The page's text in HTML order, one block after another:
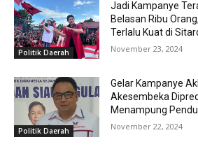
Politik Daerah
Jadi Kampanye
Belasan Ribu
Terlalu Kuat di
November 23, 2024
Politik Daerah
Gelar Kampanye
Akesembeka
Menampung
November 22, 2024